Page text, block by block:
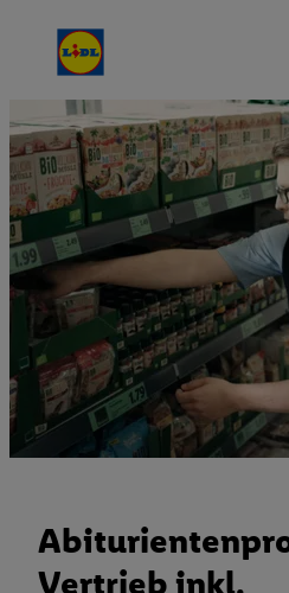
Vertrieb inkl.